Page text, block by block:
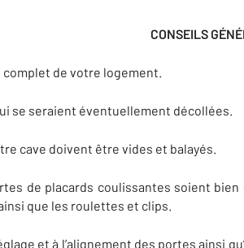
CONSEILS
de votre logement.
se seraient éventuellement décollées.
cave doivent être vides et balayés.
de placards coulissantes soient
que les roulettes et clips.
et à l’alignement des portes ainsi